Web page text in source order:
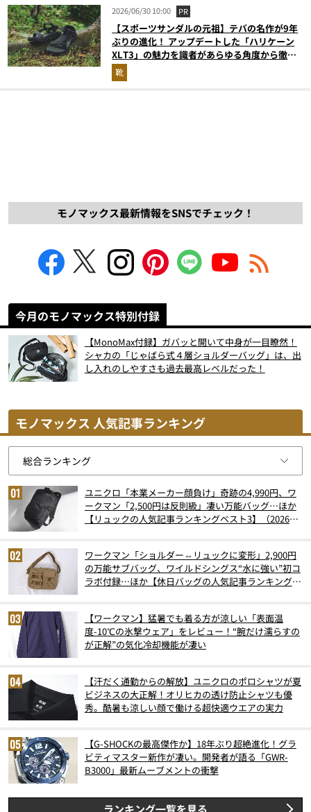
2026/06/30 10:00 PR
【スポーツサンダルの元祖】テバの名作が9年
ぶりの進化！ アップデートした「ハリケーン
XLT3」の魅力を識者があらゆる角度から徹底
解説！
靴
モノマックス最新情報をSNSでチェック！
今月のモノマックス特別付録
【MonoMax付録】ガバッと開いて中身が一目瞭然！
シャカの「じゃばら式４層ショルダーバッグ」は、出
し入れのしやすさも過去最高レベルだった！
モノマックス 人気記事ランキング
ユニクロ「本業メーカー顔負け」奇跡の4,990円、ワ
ークマン「2,500円は反則級」凄い万能バッグ…ほか
【リュックの人気記事ランキングベスト3】（2026年
ワークマン「ショルダー⇔リュックに変形」2,900円
の万能サブバッグ、ワイルドシングス“水に強い”初コ
ラボ付録…ほか【休日バッグの人気記事ランキングベ
【ワークマン】猛暑でも着る方が涼しい「表面温
度-10℃の氷撃ウェア」をレビュー！“腕だけ濡らすの
が正解”の気化冷却機能が凄い
【汗だく通勤からの解放】ユニクロのポロシャツが夏
ビジネスの大正解！オリヒカの透け防止シャツも優
秀。酷暑も涼しい顔で働ける超快適ウエアの実力
【G-SHOCKの最高傑作か】18年ぶり超絶進化！グラ
ビティマスター新作が凄い。開発者が語る「GWR-
B3000」最新ムーブメントの衝撃
ランキング一覧を見る